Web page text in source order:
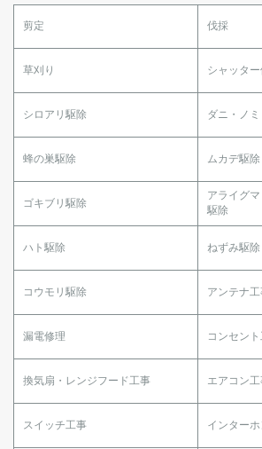
剪定 伐採
草刈り シャッタ
シロアリ駆除 ダニ・ノ
蜂の巣駆除 ムカデ駆除
ゴキブリ駆除
アライグ
駆除
ハト駆除 ねずみ駆除
コウモリ駆除 アンテナ
漏電修理 コンセン
換気扇・レンジフード工事 エアコン
スイッチ工事 インター